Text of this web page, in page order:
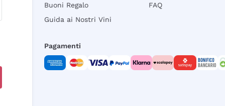
Buoni Regalo
Guida ai Nostri Vini
FAQ
Pagamenti